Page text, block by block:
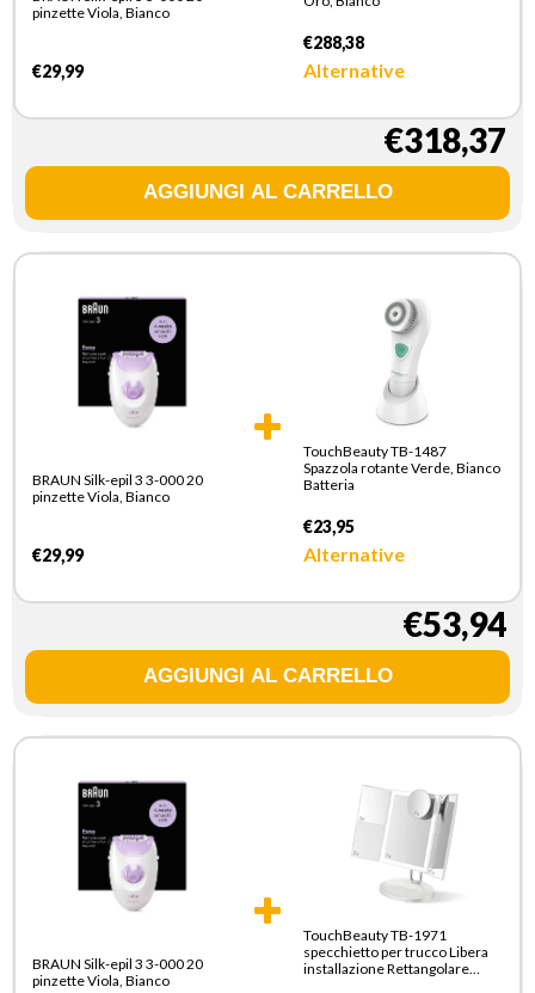
pinzette Viola, Bianco
€29,99
€288,38
Alternative
€318,37
BRAUN Silk-epil 3 3-000 20
pinzette Viola, Bianco
€29,99
TouchBeauty TB-1487
Spazzola rotante Verde, Bianco
Batteria
€23,95
Alternative
€53,94
BRAUN Silk-epil 3 3-000 20
pinzette Viola, Bianco
TouchBeauty TB-1971
specchietto per trucco Libera
installazione Rettangolare